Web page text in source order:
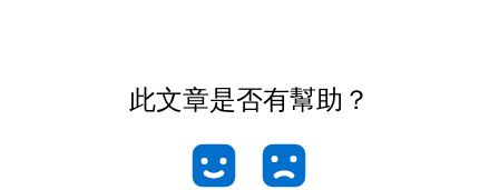
此文章是否有幫助？